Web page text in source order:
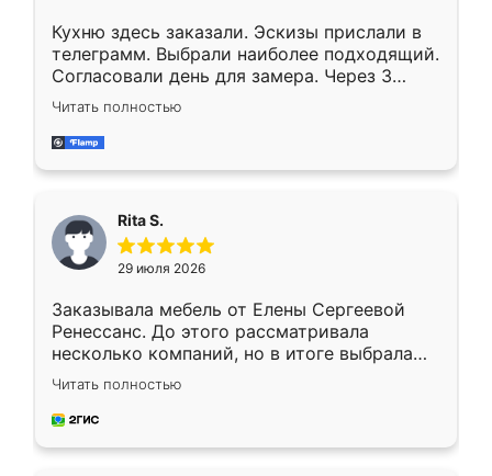
Кухню здесь заказали. Эскизы прислали в
телеграмм. Выбрали наиболее подходящий.
Согласовали день для замера. Через 3
недели кухня была уже готова. Остались
довольны работой. Спасибо Ренессанс
мебель за качественную работу!
Читать полностью
Rita S.
29 июля 2026
Заказывала мебель от Елены Сергеевой
Ренессанс. До этого рассматривала
несколько компаний, но в итоге выбрала
эту. Сначала обговорили условия, потом
приехал замерщик, всё спокойно объяснил
и снял размеры. Изготовили в срок, с
Читать полностью